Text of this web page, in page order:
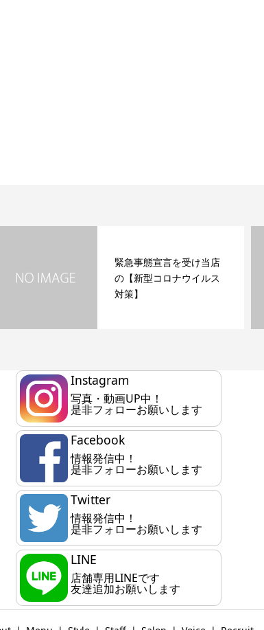
緊急事態宣言を受け当店
の【新型コロナウイルス
対策】
Instagram
写真・動画UP中！
是非フォローお願いします
Facebook
情報発信中！
是非フォローお願いします
Twitter
情報発信中！
是非フォローお願いします
LINE
店舗専用LINEです
友達追加お願いします